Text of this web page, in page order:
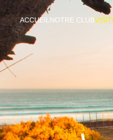
ACCUEIL NOTRE CLUB